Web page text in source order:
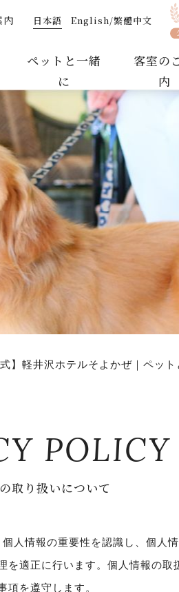
まれるリゾートホテル
内 日本語 English/繁體中文
ペットと一緒
に
客室の
内
式】軽井沢ホテルそよかぜ｜ペッ
POLICY
取り扱いについて
人情報の重要性を認識し、個人
適正に行います。個人情報の取
項を遵守します。